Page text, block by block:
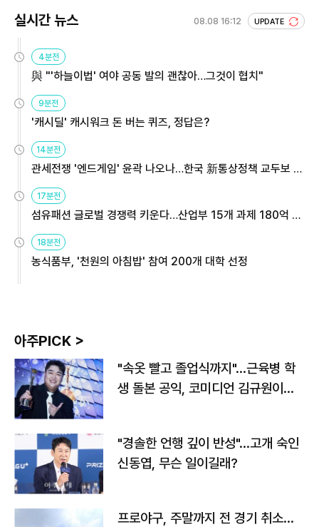
실시간 뉴스 08.08 16:12 UPDATE
4분전
與 "'하늘이법' 여야 공동 발의 괜찮아…그것이 협치"
9분전
'캐시딜' 캐시워크 돈 버는 퀴즈, 정답은?
14분전
관세전쟁 '엔드게임' 윤곽 나오나…한국 新통상정책 교두보 활
17분전
섬유패션 글로벌 경쟁력 키운다…산업부 15개 과제 180억 지
18분전
농식품부, '천원의 아침밥' 참여 200개 대학 선정
아주PICK >
"속옷 빨고 졸업식까지"…근육병 학
생 돌본 공익, 코미디언 김규원이었
"경솔한 언행 깊이 반성"…고개 숙인
신동엽, 무슨 일이길래?
프로야구, 주말까지 전 경기 취소…